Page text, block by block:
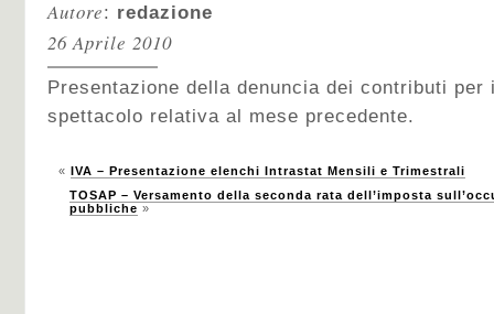
Autore: redazione
26 Aprile 2010
Presentazione della denuncia dei contributi
spettacolo relativa al mese precedente.
« IVA – Presentazione elenchi Intrastat Mensili e Trimestrali
TOSAP – Versamento della seconda rata dell’imposta
pubbliche »